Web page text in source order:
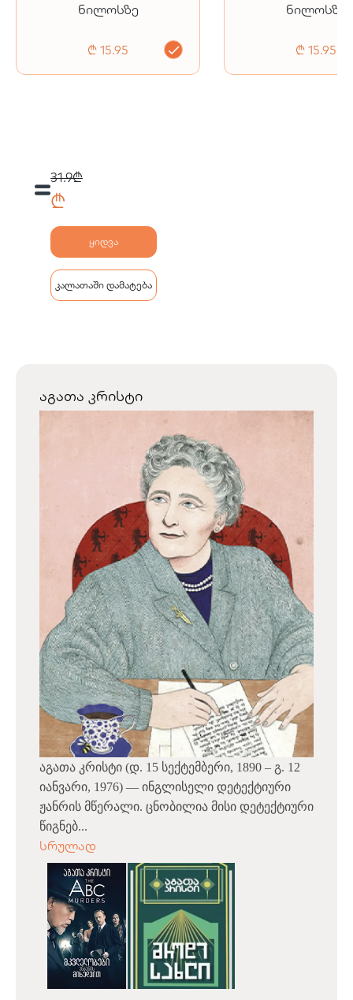
ნილოსზე
₾ 15.95
ნილოსზე
₾ 15.95
31.9₾
₾
ყიდვა
კალათაში დამატება
აგათა კრისტი
აგათა კრისტი (დ. 15 სექტემბერი, 1890 – გ. 12
იანვარი, 1976) — ინგლისელი დეტექტიური
ჟანრის მწერალი. ცნობილია მისი დეტექტიური
წიგნებ...
სრულად